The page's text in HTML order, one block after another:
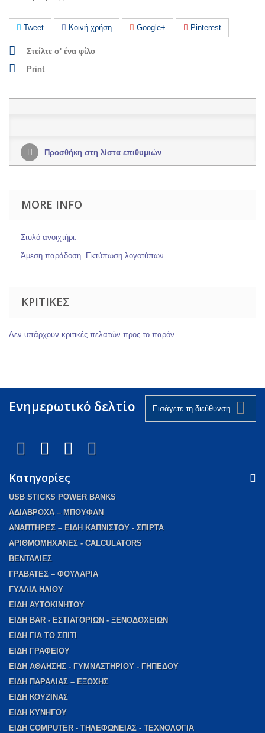
Tweet Κοινή χρήση Google+ Pinterest
Στείλτε σ' ένα φίλο
Print
Προσθήκη στη λίστα επιθυμιών
MORE INFO
Στυλό ανοιχτήρι.
Άμεση παράδοση. Εκτύπωση λογοτύπων.
ΚΡΙΤΙΚΈΣ
Δεν υπάρχουν κριτικές πελατών προς το παρόν.
Ενημερωτικό δελτίο
Κατηγορίες
USB STICKS POWER BANKS
AΔΙΑΒΡΟΧΑ – ΜΠΟΥΦΑΝ
ΑΝΑΠΤΗΡΕΣ – ΕΙΔΗ ΚΑΠΝΙΣΤΟΥ - ΣΠΙΡΤΑ
ΑΡΙΘΜΟΜΗΧΑΝΕΣ - CALCULATORS
ΒΕΝΤΑΛΙΕΣ
ΓΡΑΒΑΤΕΣ – ΦΟΥΛΑΡΙΑ
ΓΥΑΛΙΑ ΗΛΙΟΥ
ΕΙΔΗ ΑΥΤΟΚΙΝΗΤΟΥ
ΕΙΔΗ BAR - ΕΣΤΙΑΤΟΡΙΩΝ - ΞΕΝΟΔΟΧΕΙΩΝ
EIΔΗ ΓΙΑ ΤΟ ΣΠΙΤΙ
ΕΙΔΗ ΓΡΑΦΕΙΟΥ
ΕΙΔΗ ΑΘΛΗΣΗΣ - ΓΥΜΝΑΣΤΗΡΙΟΥ - ΓΗΠΕΔΟΥ
ΕΙΔΗ ΠΑΡΑΛΙΑΣ – ΕΞΟΧΗΣ
ΕΙΔΗ ΚΟΥΖΙΝΑΣ
ΕΙΔΗ ΚΥΝΗΓΟΥ
ΕΙΔΗ COMPUTER - ΤΗΛΕΦΩΝΕΙΑΣ - ΤΕΧΝΟΛΟΓΙΑ